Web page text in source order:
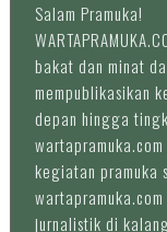
Salam Pramuka!
bakat dan minat
mempublikasikan
depan hingga
kegiatan pramuka
jurnalistik di